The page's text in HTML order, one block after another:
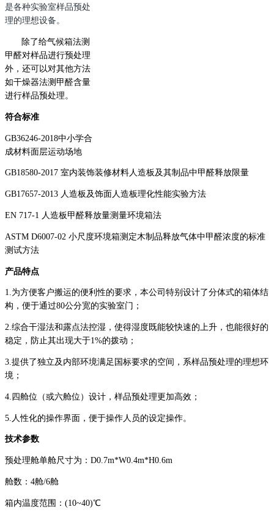
是各种实验室样品预处
理的理想设备。
除了给气候箱法测
甲醛对样品进行预处理
外，还可以对其他方法
如干燥器法测甲醛含量
进行样品预处理。
符合标准
GB36246-2018中小学合
成材料面层运动场地
GB18580-2017 室内装饰装修材料人造板及其制品中甲醛释放限量
GB17657-2013 人造板及饰面人造板理化性能实验方法
EN 717-1 人造板甲醛释放量测量环境箱法
ASTM D6007-02 小尺度环境箱测定木制品释放气体中甲醛浓度的标准
测试方法
产品特点
1.为方便客户搬运的便利性的要求，本公司特别设计了分体式的箱体结
构，便于通过80公分宽的实验室门；
2.综合干湿法和露点法控湿，使得湿度既能较快速的上升，也能很好的
稳定，防止其出现大于1%的拨动；
3. 提供了独立及内部环境满足国标要求的空间，系样品预处理的理想环
境；
4. 四舱位（或六舱位）设计，样品预处理更加高效；
5. 人性化的操作界面，便于操作人员的设定操作。
技术参数
预处理舱单舱尺寸为：D0.7m*W0.4m*H0.6m
舱数：4舱/6舱
箱内温度范围：(10~40)℃